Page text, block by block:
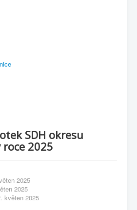
SDH okresu
2025
2025
2025
květen 2025